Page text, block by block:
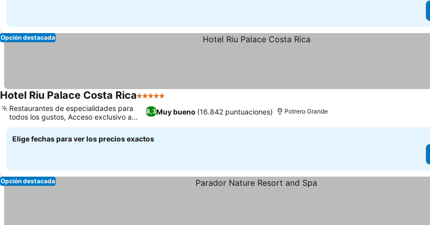
Opción destacada
Hotel Riu Palace Costa Rica5 Estrellas
8,3Muy bueno (16.842 puntuaciones)
Restaurantes de especialidades para
todos los gustos, Acceso exclusivo a
una playa privada
Potrero Grande
Elige fechas para ver los precios exactos
Opción destacada